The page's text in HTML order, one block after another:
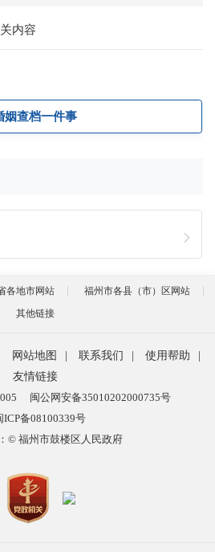
内容
姻查档一件事
各地市网站
福州市各县（市）区网站
其他链接
网站地图 联系我们 使用帮助
友情链接
闽公网安备35010202000735号
ICP备08100339号
© 福州市鼓楼区人民政府